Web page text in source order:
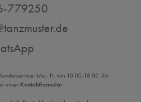
779250
Mo.- Fr. von 10.00-18.00 Uhr
unser Kontaktformular